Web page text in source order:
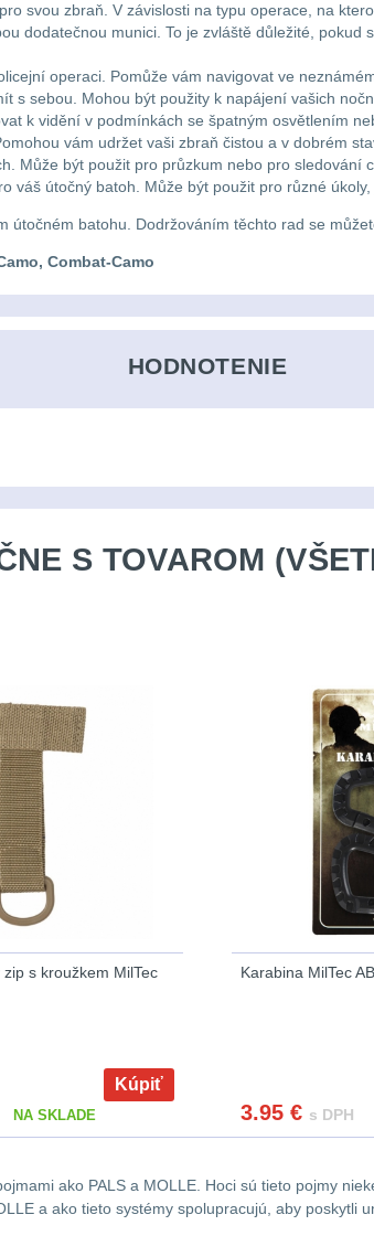
svou zbraň. V závislosti na typu operace, na
dodatečnou munici. To je zvláště důležité,
operaci. Pomůže vám navigovat ve
s sebou. Mohou být použity k napájení vašich
k vidění v podmínkách se špatným osvětlením
vám udržet vaši zbraň čistou a v dobrém
Může být použit pro průzkum nebo pro sledování
váš útočný batoh. Může být použit pro různé
batohu. Dodržováním těchto rad se
Combat-Camo
HODNOTENIE
S TOVAROM
s kroužkem MilTec
Kúpiť
NA SKLADE
Karabina MilTec
3.95 € s DPH
ako PALS a MOLLE. Hoci sú tieto pojmy
a ako tieto systémy spolupracujú, aby poskytli